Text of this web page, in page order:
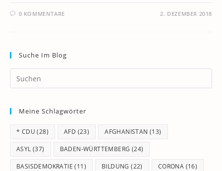
0 KOMMENTARE 2. DEZEMBER 2018
Suche Im Blog
Meine Schlagwörter
* CDU (28) AFD (23) AFGHANISTAN (13)
ASYL (37) BADEN-WÜRTTEMBERG (24)
BASISDEMOKRATIE (11) BILDUNG (22) CORONA (16)